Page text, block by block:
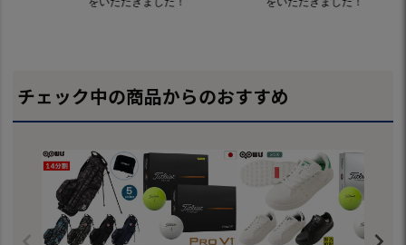
チェック中の商品からのおすすめ